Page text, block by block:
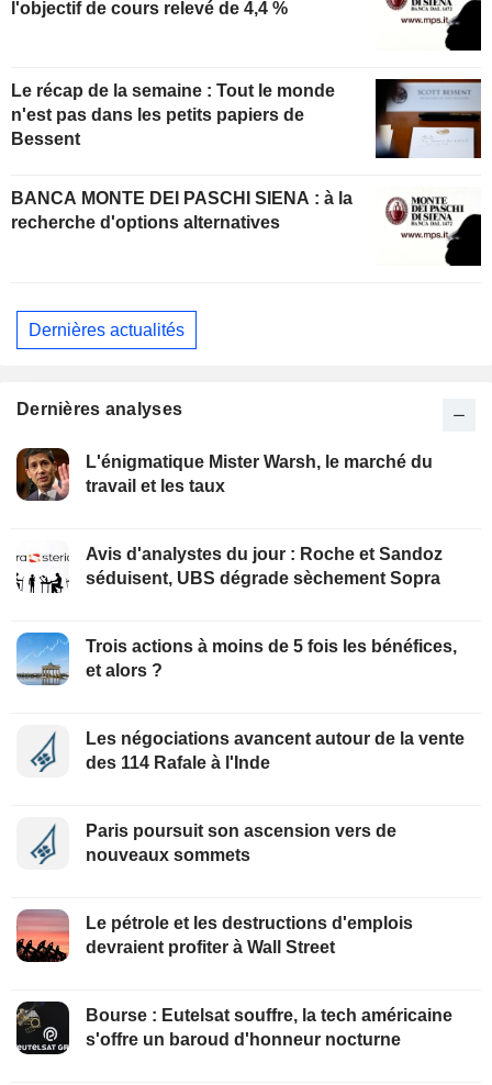
l'objectif de cours relevé de 4,4 %
Le récap de la semaine : Tout le monde
n'est pas dans les petits papiers de
Bessent
BANCA MONTE DEI PASCHI SIENA : à la
recherche d'options alternatives
Dernières actualités
Dernières analyses
L'énigmatique Mister Warsh, le marché du
travail et les taux
Avis d'analystes du jour : Roche et Sandoz
séduisent, UBS dégrade sèchement Sopra
Trois actions à moins de 5 fois les bénéfices,
et alors ?
Les négociations avancent autour de la vente
des 114 Rafale à l'Inde
Paris poursuit son ascension vers de
nouveaux sommets
Le pétrole et les destructions d'emplois
devraient profiter à Wall Street
Bourse : Eutelsat souffre, la tech américaine
s'offre un baroud d'honneur nocturne